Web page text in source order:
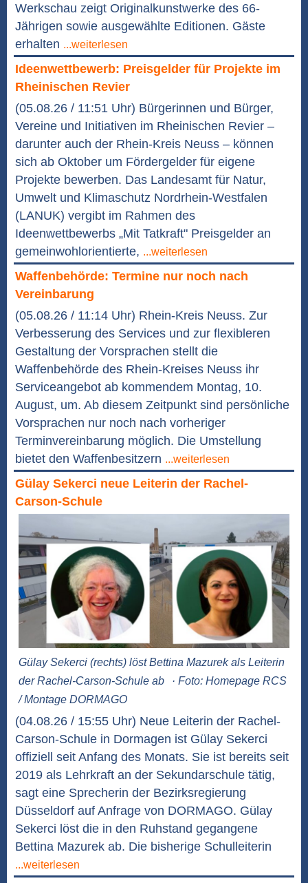
Werkschau zeigt Originalkunstwerke des 66-
Jährigen sowie ausgewählte Editionen. Gäste
erhalten ...weiterlesen
Ideenwettbewerb: Preisgelder für Projekte im
Rheinischen Revier
(05.08.26 / 11:51 Uhr) Bürgerinnen und Bürger,
Vereine und Initiativen im Rheinischen Revier –
darunter auch der Rhein-Kreis Neuss – können
sich ab Oktober um Fördergelder für eigene
Projekte bewerben. Das Landesamt für Natur,
Umwelt und Klimaschutz Nordrhein-Westfalen
(LANUK) vergibt im Rahmen des
Ideenwettbewerbs „Mit Tatkraft" Preisgelder an
gemeinwohlorientierte, ...weiterlesen
Waffenbehörde: Termine nur noch nach
Vereinbarung
(05.08.26 / 11:14 Uhr) Rhein-Kreis Neuss. Zur
Verbesserung des Services und zur flexibleren
Gestaltung der Vorsprachen stellt die
Waffenbehörde des Rhein-Kreises Neuss ihr
Serviceangebot ab kommendem Montag, 10.
August, um. Ab diesem Zeitpunkt sind persönliche
Vorsprachen nur noch nach vorheriger
Terminvereinbarung möglich. Die Umstellung
bietet den Waffenbesitzern ...weiterlesen
Gülay Sekerci neue Leiterin der Rachel-
Carson-Schule
Gülay Sekerci (rechts) löst Bettina Mazurek als Leiterin
der Rachel-Carson-Schule ab
· Foto: Homepage RCS
/ Montage DORMAGO
(04.08.26 / 15:55 Uhr) Neue Leiterin der Rachel-
Carson-Schule in Dormagen ist Gülay Sekerci
offiziell seit Anfang des Monats. Sie ist bereits seit
2019 als Lehrkraft an der Sekundarschule tätig,
sagt eine Sprecherin der Bezirksregierung
Düsseldorf auf Anfrage von DORMAGO. Gülay
Sekerci löst die in den Ruhstand gegangene
Bettina Mazurek ab. Die bisherige Schulleiterin
...weiterlesen